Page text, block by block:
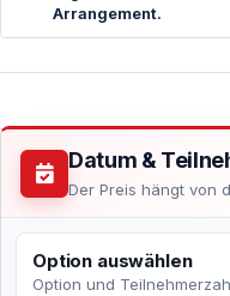
Arrangement.
Datum &
Der Preis hängt von
Option auswählen
Option und